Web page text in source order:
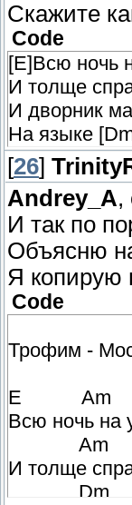
Скажите
Code
[E]Всю ночь
И толще
И дворник
На языке
[26]
Andrey_A,
И так по
Объясню
Я копирую
Code
Трофим -
E
Всю ночь на
И толще